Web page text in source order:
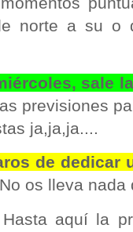
norte a su
sale
previsiones
ja,ja,ja....
de dedicar
os lleva nada
aquí la